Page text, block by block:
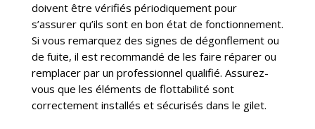
doivent être vérifiés périodiquement pour
s’assurer qu’ils sont en bon état de fonctionnement.
Si vous remarquez des signes de dégonflement ou
de fuite, il est recommandé de les faire réparer ou
remplacer par un professionnel qualifié. Assurez-
vous que les éléments de flottabilité sont
correctement installés et sécurisés dans le gilet.